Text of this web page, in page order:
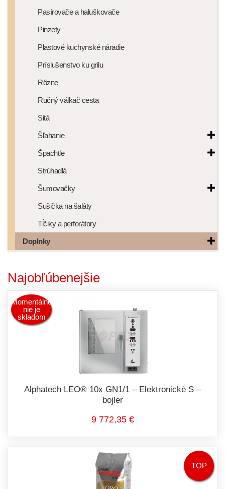
Pasírovače a haluškovače
Pinzety
Plastové kuchynské náradie
Príslušenstvo ku grilu
Rôzne
Ručný válkač cesta
Sitá
Šľahanie
Špachtle
Strúhadlá
Šumovačky
Sušička na šaláty
Tĺčiky a perforátory
Doplnky
Najobľúbenejšie
Momentálne
nie je
skladom
Alphatech LEO® 10x GN1/1 – Elektronické S –
bojler
9 772,35 €
TOP